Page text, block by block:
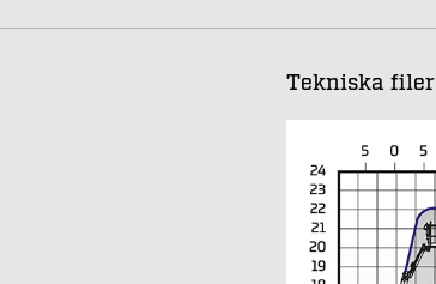
Tekniska filer